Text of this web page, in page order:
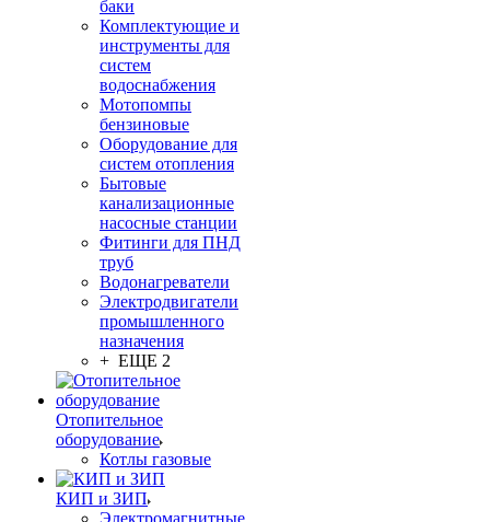
баки
Комплектующие и
инструменты для
систем
водоснабжения
Мотопомпы
бензиновые
Оборудование для
систем отопления
Бытовые
канализационные
насосные станции
Фитинги для ПНД
труб
Водонагреватели
Электродвигатели
промышленного
назначения
+ ЕЩЕ 2
Отопительное
оборудование
Котлы газовые
КИП и ЗИП
Электромагнитные